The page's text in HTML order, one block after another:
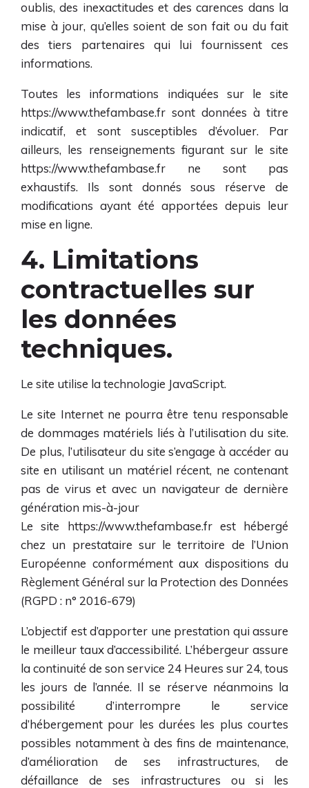
oublis, des inexactitudes et des carences dans la
mise à jour, qu’elles soient de son fait ou du fait
des tiers partenaires qui lui fournissent ces
informations.
Toutes les informations indiquées sur le site
https://www.thefambase.fr sont données à titre
indicatif, et sont susceptibles d’évoluer. Par
ailleurs, les renseignements figurant sur le site
https://www.thefambase.fr ne sont pas
exhaustifs. Ils sont donnés sous réserve de
modifications ayant été apportées depuis leur
mise en ligne.
4. Limitations
contractuelles sur
les données
techniques.
Le site utilise la technologie JavaScript.
Le site Internet ne pourra être tenu responsable
de dommages matériels liés à l’utilisation du site.
De plus, l’utilisateur du site s’engage à accéder au
site en utilisant un matériel récent, ne contenant
pas de virus et avec un navigateur de dernière
génération mis-à-jour
Le site https://www.thefambase.frest hébergé
chez un prestataire sur le territoire de l’Union
Européenne conformément aux dispositions du
Règlement Général sur la Protection des Données
(RGPD : n° 2016-679)
L’objectif est d’apporter une prestation qui assure
le meilleur taux d’accessibilité. L’hébergeur assure
la continuité de son service 24 Heures sur 24, tous
les jours de l’année. Il se réserve néanmoins la
possibilité d’interrompre le service
d’hébergement pour les durées les plus courtes
possibles notamment à des fins de maintenance,
d’amélioration de ses infrastructures, de
défaillance de ses infrastructures ou si les